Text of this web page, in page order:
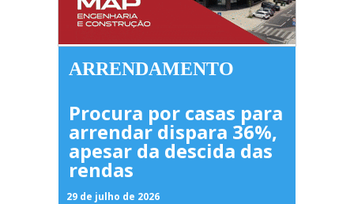
ARRENDAMENTO
Procura por casas para
arrendar dispara 36%,
apesar da descida das
rendas
29 de julho de 2026